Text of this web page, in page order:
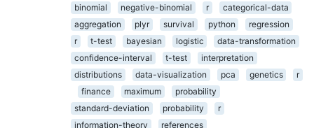
binomial
negative-binomial r
categorical-data
aggregation
plyr survival python
regression
r
t-test bayesian logistic
data-transformation
confidence-interval
t-test
interpretation
distributions
data-visualization pca genetics
r
finance
maximum
probability
standard-deviation
probability
r
information-theory
references